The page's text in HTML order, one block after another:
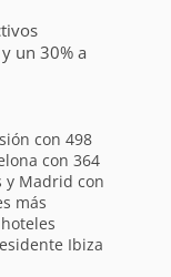
un 30% a
con 498
con 364
y Madrid con
más
Ibiza